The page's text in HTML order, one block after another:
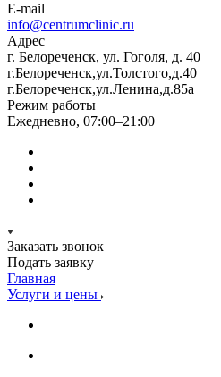
E-mail
info@centrumclinic.ru
Адрес
г. Белореченск, ул. Гоголя, д. 40
г.Белореченск,ул.Толстого,д.40
г.Белореченск,ул.Ленина,д.85а
Режим работы
Ежедневно, 07:00–21:00
Заказать звонок
Подать заявку
Главная
Услуги и цены